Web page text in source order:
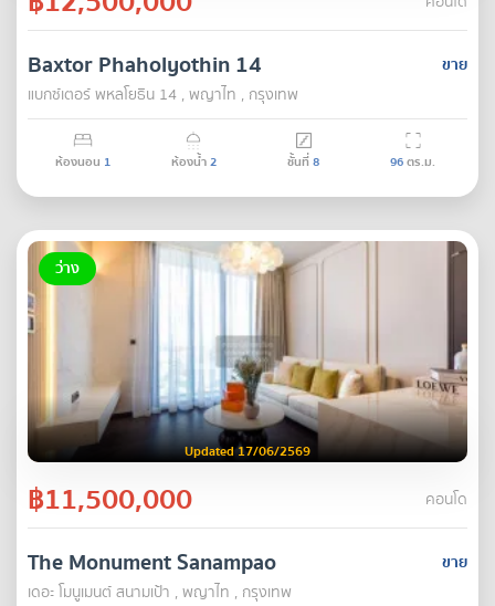
ขาย
Baxtor Phaholyothin 14
แบกซ์เตอร์ พหลโยธิน 14 , พญาไท , กรุงเทพ
ห้องนอน 1 ห้องน้ำ2 ชั้นที่8 96ตร.ม.
ว่าง
Updated 17/06/2569
฿11,500,000 คอนโด
ขาย
The Monument Sanampao
เดอะ โมนูเมนต์ สนามเป้า , พญาไท , กรุงเทพ